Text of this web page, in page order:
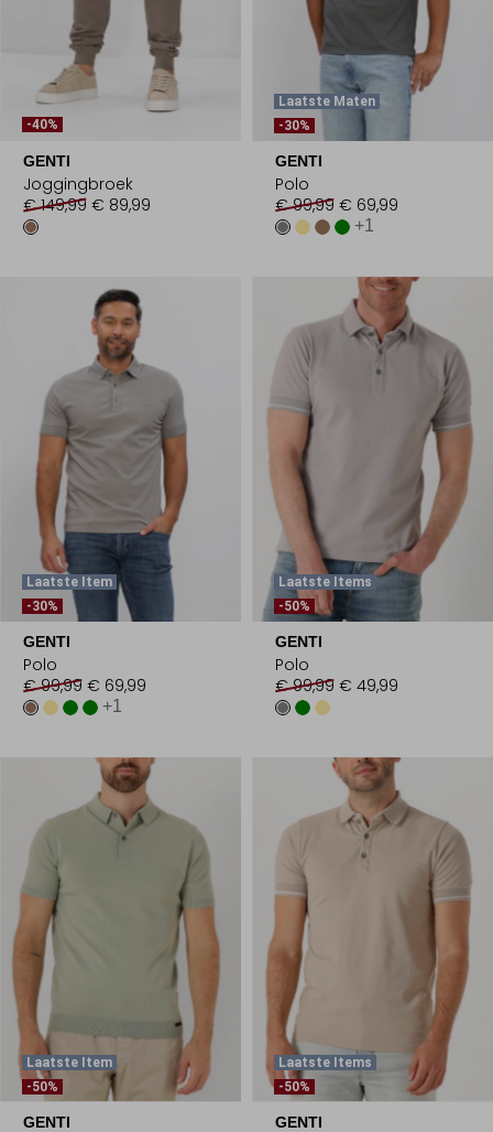
-40%
GENTI
Joggingbroek
€ 149,99 € 89,99
Laatste Maten
-30%
GENTI
Polo
€ 99,99 € 69,99
+1
Laatste Item
-30%
GENTI
Polo
€ 99,99 € 69,99
+1
Laatste Items
-50%
GENTI
Polo
€ 99,99 € 49,99
Laatste Item
-50%
GENTI
Laatste Items
-50%
GENTI